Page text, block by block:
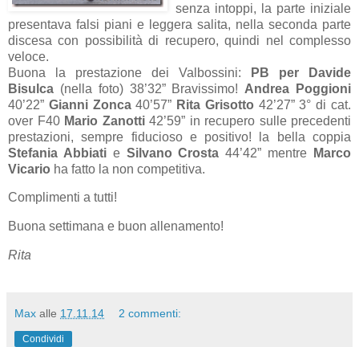
senza intoppi, la parte iniziale
presentava falsi piani e leggera salita, nella seconda parte
discesa con possibilità di recupero, quindi nel complesso
veloce.
Buona la prestazione dei Valbossini:
PB per Davide
Bisulca (nella foto) 38’32” Bravissimo! Andrea Poggioni
40’22” Gianni Zonca40’57” Rita Grisotto 42’27” 3° di cat.
over F40 Mario Zanotti42’59” in recupero sulle precedenti
prestazioni, sempre fiducioso e positivo! la bella coppia
Stefania Abbiatie Silvano Crosta 44’42” mentre
Marco
Vicario ha fatto la non competitiva.
Complimenti a tutti!
Buona settimana e buon allenamento!
Rita
Max alle 17.11.14 2 commenti:
Condividi